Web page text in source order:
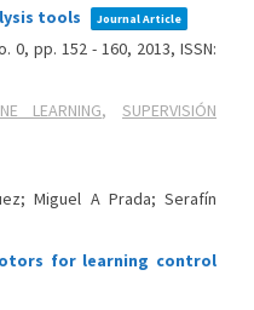
tools
Journal Article
0,pp. 152 - 160, 2013,ISSN:
LEARNING,SUPERVISIÓN
Miguel A Prada; Serafín
for learning control